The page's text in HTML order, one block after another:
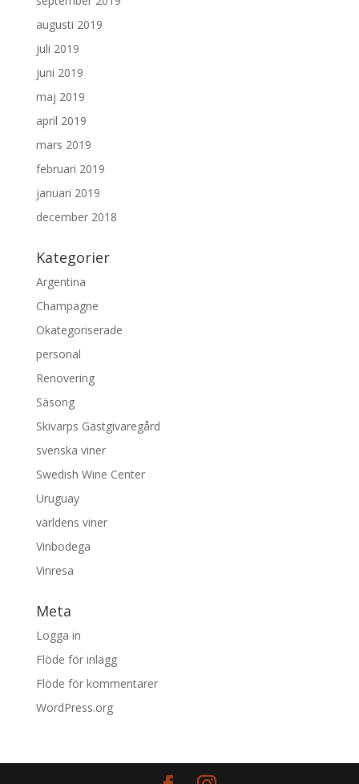
augusti 2019
juli 2019
juni 2019
maj 2019
april 2019
mars 2019
februari 2019
januari 2019
december 2018
Kategorier
Argentina
Champagne
Okategoriserade
personal
Renovering
Säsong
Skivarps Gästgivaregård
svenska viner
Swedish Wine Center
Uruguay
världens viner
Vinbodega
Vinresa
Meta
Logga in
Flöde för inlägg
Flöde för kommentarer
WordPress.org